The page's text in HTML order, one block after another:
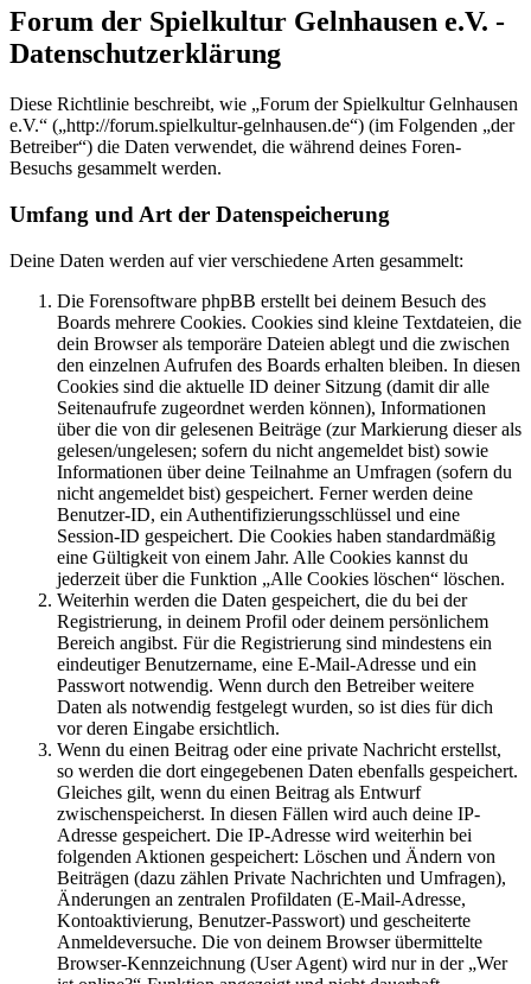
Forum der Spielkultur Gelnhausen e.V. -
Datenschutzerklärung
Diese Richtlinie beschreibt, wie „Forum der Spielkultur Gelnhausen
e.V.“ („http://forum.spielkultur-gelnhausen.de“) (im Folgenden „der
Betreiber“) die Daten verwendet, die während deines Foren-
Besuchs gesammelt werden.
Umfang und Art der Datenspeicherung
Deine Daten werden auf vier verschiedene Arten gesammelt:
Die Forensoftware phpBB erstellt bei deinem Besuch des
Boards mehrere Cookies. Cookies sind kleine Textdateien, die
dein Browser als temporäre Dateien ablegt und die zwischen
den einzelnen Aufrufen des Boards erhalten bleiben. In diesen
Cookies sind die aktuelle ID deiner Sitzung (damit dir alle
Seitenaufrufe zugeordnet werden können), Informationen
über die von dir gelesenen Beiträge (zur Markierung dieser als
gelesen/ungelesen; sofern du nicht angemeldet bist) sowie
Informationen über deine Teilnahme an Umfragen (sofern du
nicht angemeldet bist) gespeichert. Ferner werden deine
Benutzer-ID, ein Authentifizierungsschlüssel und eine
Session-ID gespeichert. Die Cookies haben standardmäßig
eine Gültigkeit von einem Jahr. Alle Cookies kannst du
jederzeit über die Funktion „Alle Cookies löschen“ löschen.
Weiterhin werden die Daten gespeichert, die du bei der
Registrierung, in deinem Profil oder deinem persönlichem
Bereich angibst. Für die Registrierung sind mindestens ein
eindeutiger Benutzername, eine E-Mail-Adresse und ein
Passwort notwendig. Wenn durch den Betreiber weitere
Daten als notwendig festgelegt wurden, so ist dies für dich
vor deren Eingabe ersichtlich.
Wenn du einen Beitrag oder eine private Nachricht erstellst,
so werden die dort eingegebenen Daten ebenfalls gespeichert.
Gleiches gilt, wenn du einen Beitrag als Entwurf
zwischenspeicherst. In diesen Fällen wird auch deine IP-
Adresse gespeichert. Die IP-Adresse wird weiterhin bei
folgenden Aktionen gespeichert: Löschen und Ändern von
Beiträgen (dazu zählen Private Nachrichten und Umfragen),
Änderungen an zentralen Profildaten (E-Mail-Adresse,
Kontoaktivierung, Benutzer-Passwort) und gescheiterte
Anmeldeversuche. Die von deinem Browser übermittelte
Browser-Kennzeichnung (User Agent) wird nur in der „Wer